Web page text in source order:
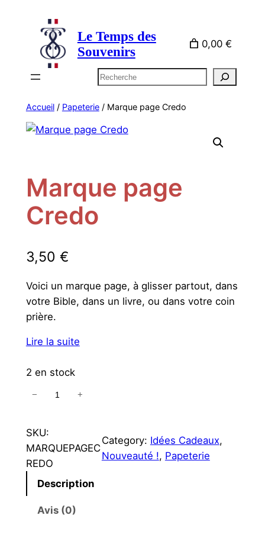
Le Temps des
Souvenirs
0,00 €
Rechercher
Accueil/ Papeterie/ Marque page Credo
Marque page
Credo
3,50 €
Voici un marque page, à glisser partout, dans
votre Bible, dans un livre, ou dans votre coin
prière.
Lire la suite
2 en stock
a
n
t
i
− +
SKU:
MARQUEPAGEC
REDO
Category: Idées Cadeaux
Nouveauté !, Papeterie
Description
Avis (0)